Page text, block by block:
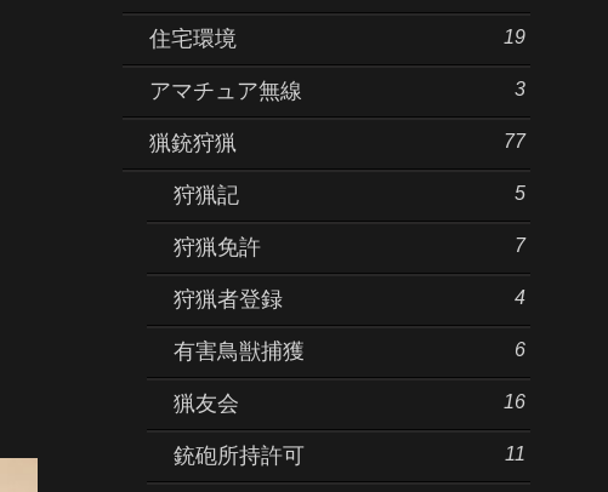
住宅環境 19
アマチュア無線 3
猟銃狩猟 77
狩猟記 5
狩猟免許 7
狩猟者登録 4
有害鳥獣捕獲 6
猟友会 16
銃砲所持許可 11